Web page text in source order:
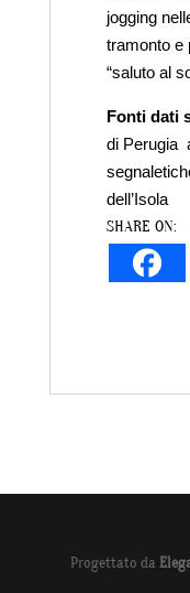
jogging
tramonto e
“saluto al
Fonti dati
di Perugia
dell’Isola
SHARE ON:
Progettato da